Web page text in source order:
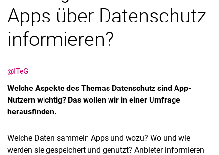
Apps über Datenschutz
informieren?
@ITeG
Welche Aspekte des Themas Datenschutz sind App-
Nutzern wichtig? Das wollen wir in einer Umfrage
herausfinden.
Welche Daten sammeln Apps und wozu? Wo und wie
werden sie gespeichert und genutzt? Anbieter informieren